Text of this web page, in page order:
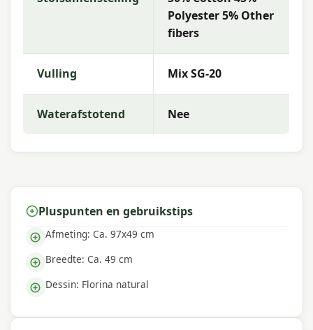
kies je voor hoogwaardige
tuinkussens met uitstekende kleurechtheid en
comfort. De collectie kenmerkt zich door trendy
dessins, duurzame materialen en een uitstekende
pasvorm — perfect voor een comfortabele
buitenruimte.
Polyester 5% Other
fibers
Vulling Mix SG-20
Waterafstotend Nee
Pluspunten en gebruikstips
Afmeting: Ca. 97x49 cm
Breedte: Ca. 49 cm
Dessin: Florina natural